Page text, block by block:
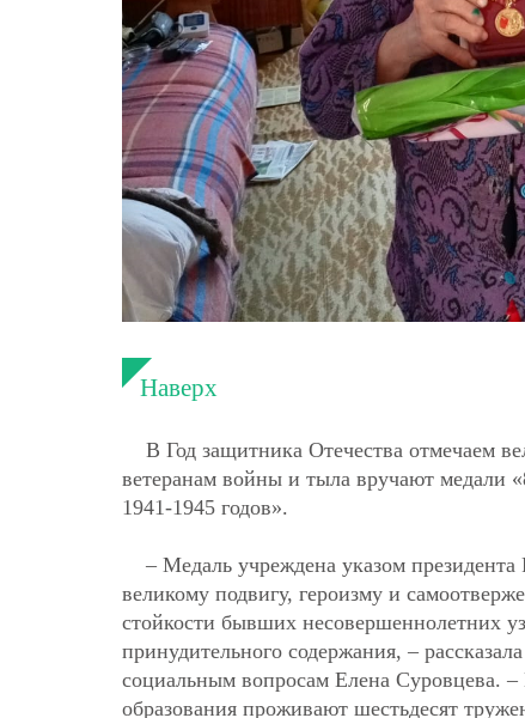
Наверх
В Год защитника Отечества отмечаем
ветеранам войны и тыла вручают медали
1941-1945 годов».
– Медаль учреждена указом
великому подвигу, героизму и
стойкости бывших несовершеннолетних
принудительного содержания, –
социальным вопросам Елена Суровцева.
образования проживают шестьдесят